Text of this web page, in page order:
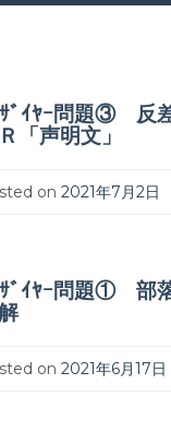
ﾞｲﾔｰ問題③ 反
「声明文」
on 2021年7月2日
ﾞｲﾔｰ問題① 部
on 2021年6月17日